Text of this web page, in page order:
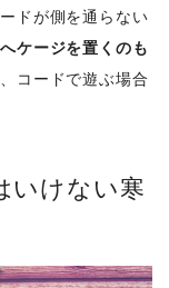
ドが側を通らない
ケージを置くのも
コードで遊ぶ場合
いけない寒